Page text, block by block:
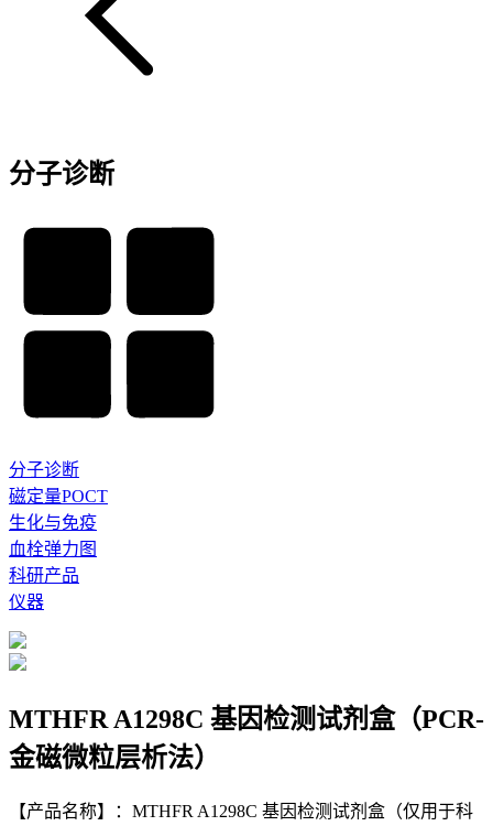
分子诊断
分子诊断
磁定量POCT
生化与免疫
血栓弹力图
科研产品
仪器
MTHFR A1298C 基因检测试剂盒（PCR-
金磁微粒层析法）
【产品名称】： MTHFR A1298C 基因检测试剂盒（仅用于科